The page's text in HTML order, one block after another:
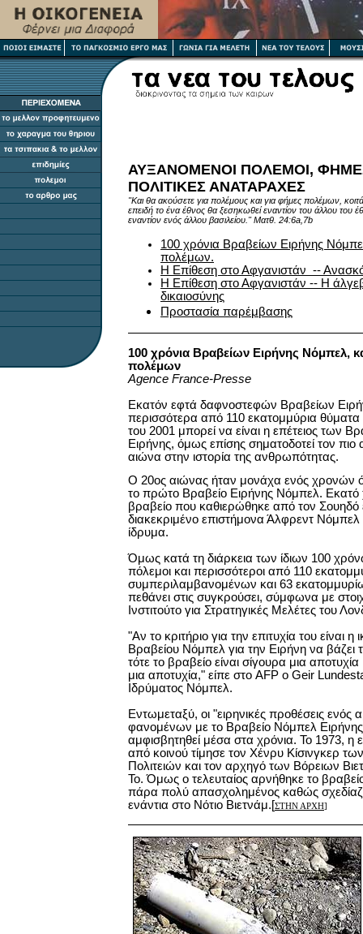
ΑΥΞΑΝΟΜΕΝΟΙ ΠΟΛΕΜΟΙ,
ΠΟΛΙΤΙΚΕΣ ΑΝΑΤΑΡΑΧΕΣ
"Και θα ακούσετε για πολέμους και για φήμες πολέμων,
επειδή το ένα έθνος θα ξεσηκωθεί εναντίον του άλλου του
εναντίον ενός άλλου βασιλείου." Ματθ. 24:6a,7b
100 χρόνια Βραβείων Ειρήνης
πολέμων.
Η Επίθεση στο Αφγανιστάν --
Η Επίθεση στο Αφγανιστάν -- Η
δικαιοσύνης
Προστασία παρέμβασης
100 χρόνια Βραβείων Ειρήνης Νόμπελ,
πολέμων
Agence France-Presse
Εκατόν εφτά δαφνοστεφών Βραβείων
περισσότερα από 110 εκατομμύρια
του 2001 μπορεί να είναι η επέτειος των
Ειρήνης, όμως επίσης σηματοδοτεί τον πιο
αιώνα στην ιστορία της ανθρωπότητας.
Ο 20ος αιώνας ήταν μονάχα ενός χρονών
το πρώτο Βραβείο Ειρήνης Νόμπελ. Εκατό
βραβείο που καθιερώθηκε από τον Σουηδό
διακεκριμένο επιστήμονα Άλφρεντ Νόμπελ
ίδρυμα.
Όμως κατά τη διάρκεια των ίδιων 100
πόλεμοι και περισσότεροι από 110
συμπεριλαμβανομένων και 63
πεθάνει στις συγκρούσει, σύμφωνα με
Ινστιτούτο για Στρατηγικές Μελέτες του
"Αν το κριτήριο για την επιτυχία του είναι η
Βραβείου Νόμπελ για την Ειρήνη να βάζει
τότε το βραβείο είναι σίγουρα μια
μια αποτυχία," είπε στο AFP ο Geir
Ιδρύματος Νόμπελ.
Εντωμεταξύ, οι "ειρηνικές προθέσεις ενός
φανομένων με το Βραβείο Νόμπελ Ειρήνης
αμφισβητηθεί μέσα στα χρόνια. Το 1973, η
από κοινού τίμησε τον Χένρυ Κίσινγκερ
Πολιτειών και τον αρχηγό των Βόρειων
Το. Όμως ο τελευταίος αρνήθηκε το
πάρα πολύ απασχολημένος καθώς
ενάντια στο Νότιο Βιετνάμ.[ΣΤΗΝ ΑΡΧΗ]